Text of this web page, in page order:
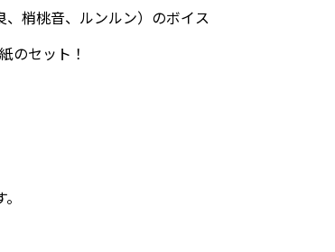
梢桃音、ルンルン）のボイス
のセット！